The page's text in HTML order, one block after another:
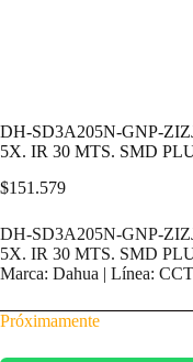
DH-SD3A205N-GNP-
5X. IR 30 MTS. SMD
$151.579
DH-SD3A205N-GNP-
5X. IR 30 MTS. SMD
Marca: Dahua | Línea:
Próximamente